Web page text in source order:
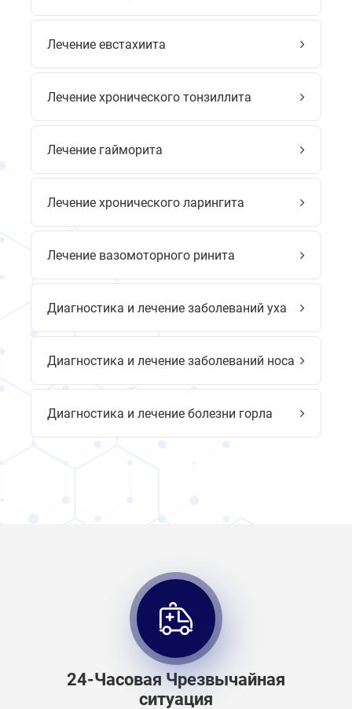
Лечение евстахиита
Лечение хронического тонзиллита
Лечение гайморита
Лечение хронического ларингита
Лечение вазомоторного ринита
Диагностика и лечение заболеваний уха
Диагностика и лечение заболеваний носа
Диагностика и лечение болезни горла
24-Часовая Чрезвычайная
ситуация